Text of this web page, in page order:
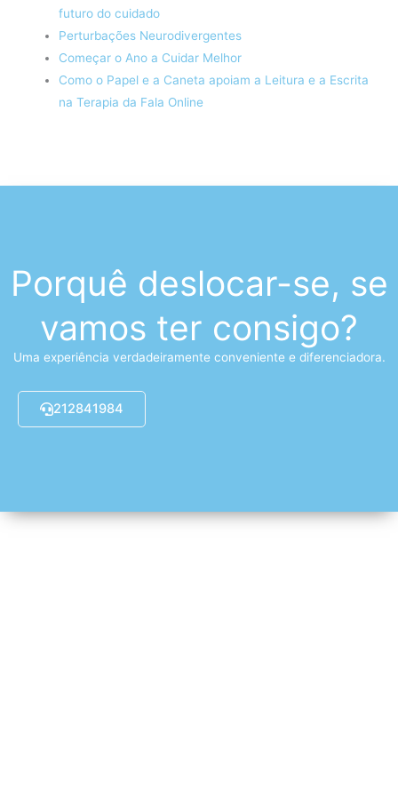
futuro do cuidado
Perturbações Neurodivergentes
Começar o Ano a Cuidar Melhor
Como o Papel e a Caneta apoiam a Leitura e a Escrita
na Terapia da Fala Online
Porquê deslocar-se, se
vamos ter consigo?
Uma experiência verdadeiramente conveniente e diferenciadora.
212841984